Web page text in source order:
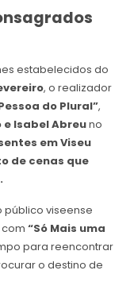
estabelecidos do
, o realizador
do Plural”,
Isabel Abreuno
em Viseu
de cenas que
público viseense
com “Só Mais uma
para reencontrar
o destino de